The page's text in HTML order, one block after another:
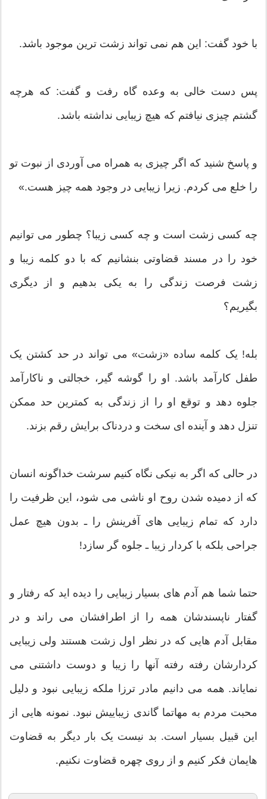
با خود گفت: این هم نمی تواند زشت ترین موجود باشد.
پس دست خالی به وعده گاه رفت و گفت: که هرچه
گشتم چیزی نیافتم که هیچ زیبایی نداشته باشد.
و پاسخ شنید که اگر چیزی به همراه می آوردی از نبوت تو
را خلع می کردم. زیرا زیبایی در وجود همه چیز هست.»
چه کسی زشت است و چه کسی زیبا؟ چطور می توانیم
خود را در مسند قضاوتی بنشانیم که با دو کلمه زیبا و
زشت فرصت زندگی را به یکی بدهیم و از دیگری
بگیریم؟
بله! یک کلمه ساده «زشت» می تواند در حد کشتن یک
طفل کارآمد باشد. او را گوشه گیر، خجالتی و ناکارآمد
جلوه دهد و توقع او را از زندگی به کمترین حد ممکن
تنزل دهد و آینده ای سخت و دردناک برایش رقم بزند.
در حالی که اگر به نیکی نگاه کنیم سرشت خداگونه انسان
که از دمیده شدن روح او ناشی می شود، این ظرفیت را
دارد که تمام زیبایی های آفرینش را ـ بدون هیچ عمل
جراحی بلکه با کردار زیبا ـ جلوه گر سازد!
حتما شما هم آدم های بسیار زیبایی را دیده اید که رفتار و
گفتار ناپسندشان همه را از اطرافشان می راند و در
مقابل آدم هایی که در نظر اول زشت هستند ولی زیبایی
کردارشان رفته رفته آنها را زیبا و دوست داشتنی می
نمایاند. همه می دانیم مادر ترزا ملکه زیبایی نبود و دلیل
محبت مردم به مهاتما گاندی زیباییش نبود. نمونه هایی از
این قبیل بسیار است. بد نیست یک بار دیگر به قضاوت
هایمان فکر کنیم و از روی چهره قضاوت نکنیم.